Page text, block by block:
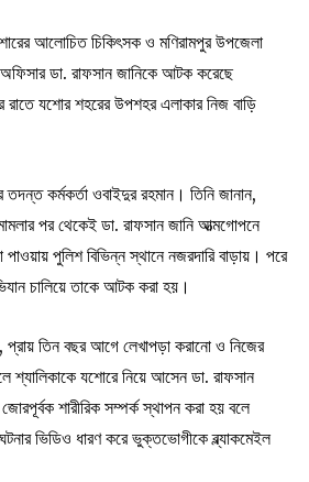
আলোচিত চিকিৎসক ও মণিরামপুর উপজেলা
অফিসার ডা. রাফসান জানিকে আটক করেছে
রাতে যশোর শহরের উপশহর এলাকার নিজ বাড়ি
তদন্ত কর্মকর্তা ওবাইদুর রহমান। তিনি জানান,
পর থেকেই ডা. রাফসান জানি আত্মগোপনে
পাওয়ায় পুলিশ বিভিন্ন স্থানে নজরদারি বাড়ায়। পরে
চালিয়ে তাকে আটক করা হয়।
প্রায় তিন বছর আগে লেখাপড়া করানো ও নিজের
শ্যালিকাকে যশোরে নিয়ে আসেন ডা. রাফসান
শারীরিক সম্পর্ক স্থাপন করা হয় বলে
ভিডিও ধারণ করে ভুক্তভোগীকে ব্ল্যাকমেইল